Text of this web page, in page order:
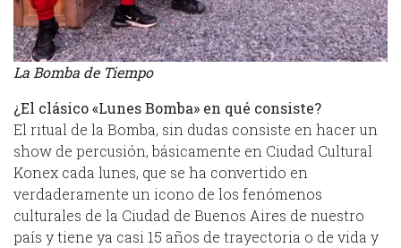
La Bomba de Tiempo
¿El clásico «Lunes Bomba» en qué consiste?
El ritual de la Bomba, sin dudas consiste en hacer un
show de percusión, básicamente en Ciudad Cultural
Konex cada lunes, que se ha convertido en
verdaderamente un icono de los fenómenos
culturales de la Ciudad de Buenos Aires de nuestro
país y tiene ya casi 15 años de trayectoria o de vida y